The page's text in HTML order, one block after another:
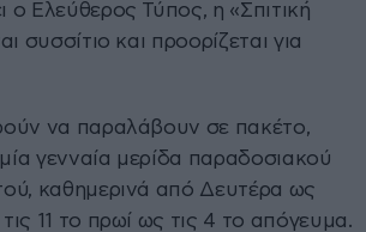
ο Ελεύθερος Τύπος, η «Σπιτική
συσσίτιο και προορίζεται για
να παραλάβουν σε πακέτο,
γενναία μερίδα παραδοσιακού
καθημερινά από Δευτέρα ως
11 το πρωί ως τις 4 το απόγευμα.